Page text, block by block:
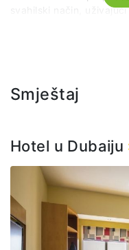
svahilski način,
itineraru, vožnju
Smještaj
Hotel u Dubaiju